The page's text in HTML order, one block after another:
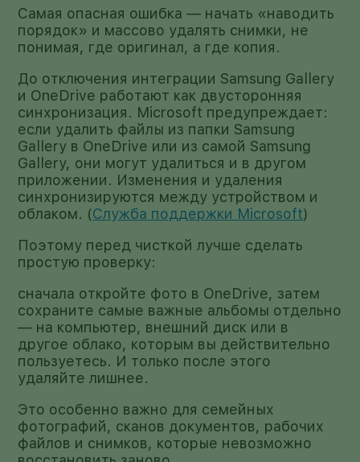
Самая опасная ошибка — начать «наводить
порядок» и массово удалять снимки, не
понимая, где оригинал, а где копия.
До отключения интеграции Samsung Gallery
и OneDrive работают как двусторонняя
синхронизация. Microsoft предупреждает:
если удалить файлы из папки Samsung
Gallery в OneDrive или из самой Samsung
Gallery, они могут удалиться и в другом
приложении. Изменения и удаления
синхронизируются между устройством и
облаком. (Служба поддержки Microsoft)
Поэтому перед чисткой лучше сделать
простую проверку:
сначала откройте фото в OneDrive, затем
сохраните самые важные альбомы отдельно
— на компьютер, внешний диск или в
другое облако, которым вы действительно
пользуетесь. И только после этого
удаляйте лишнее.
Это особенно важно для семейных
фотографий, сканов документов, рабочих
файлов и снимков, которые невозможно